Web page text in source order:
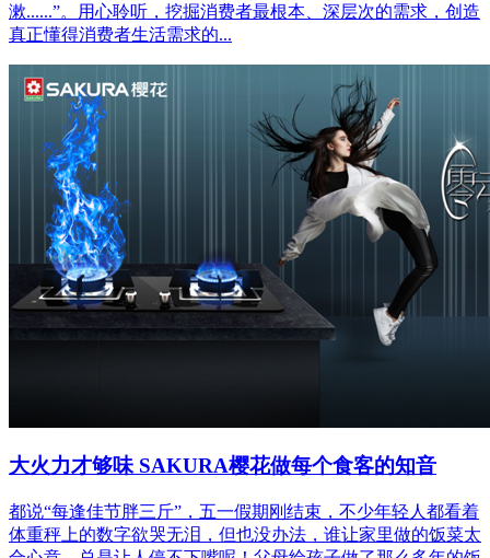
漱......”。用心聆听，挖掘消费者最根本、深层次的需求，创造
真正懂得消费者生活需求的...
大火力才够味 SAKURA樱花做每个食客的知音
都说“每逢佳节胖三斤”，五一假期刚结束，不少年轻人都看着
体重秤上的数字欲哭无泪，但也没办法，谁让家里做的饭菜太